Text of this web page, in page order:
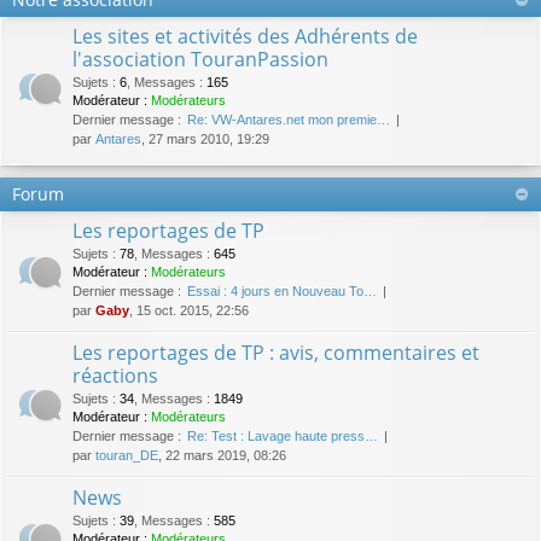
Les sites et activités des Adhérents de
l'association TouranPassion
Sujets : 6 Messages : 165
Modérateur : Modérateurs
Dernier message : Re: VW-Antares.net mon premie…
par Antares , 27 mars 2010, 19:29
Forum
Les reportages de TP
Sujets : 78 Messages : 645
Modérateur : Modérateurs
Dernier message : Essai : 4 jours en Nouveau To…
par Gaby , 15 oct. 2015, 22:56
Les reportages de TP : avis, commentaires et
réactions
Sujets : 34 Messages : 1849
Modérateur : Modérateurs
Dernier message : Re: Test : Lavage haute press…
par touran_DE , 22 mars 2019, 08:26
News
Sujets : 39 Messages : 585